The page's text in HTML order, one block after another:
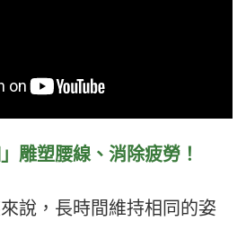
雕塑腰線、 消除疲勞！
說，長時間維持相同的姿